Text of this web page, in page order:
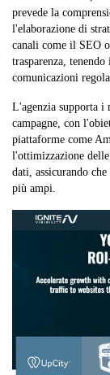
prevede la
l'elaborazione di
canali come il SEO
trasparenza,
comunicazioni
L'agenzia supporta i
campagne, con
piattaforme come
l'ottimizzazione
dati, assicurando
più ampi.